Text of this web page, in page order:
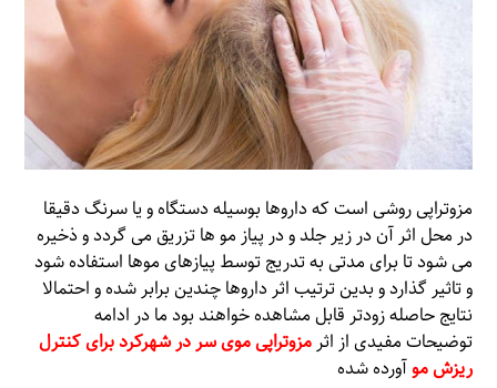
مزوتراپی روشی است که داروها بوسیله دستگاه و یا سرنگ دقیقا
در محل اثر آن در زیر جلد و در پیاز مو ها تزریق می گردد و ذخیره
می شود تا برای مدتی به تدریج توسط پیازهای موها استفاده شود
و تاثیر گذارد و بدین ترتیب اثر داروها چندین برابر شده و احتمالا
نتایج حاصله زودتر قابل مشاهده خواهند بود ما در ادامه
توضیحات مفیدی از اثرمزوتراپی موی سر در شهرکرد برای کنترل
ریزشموآورده شده